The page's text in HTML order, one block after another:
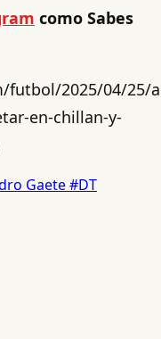
como Sabes
futbol/2025/04/25/
en-chillan-y-
Gaete#DT